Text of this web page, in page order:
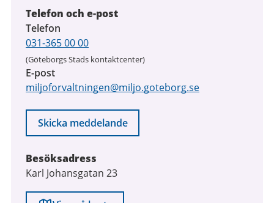
Telefon och e-post
Telefon
031-365 00 00
(Göteborgs Stads kontaktcenter)
E-post
miljoforvaltningen@miljo.goteborg.se
Skicka meddelande
Besöksadress
Karl Johansgatan 23